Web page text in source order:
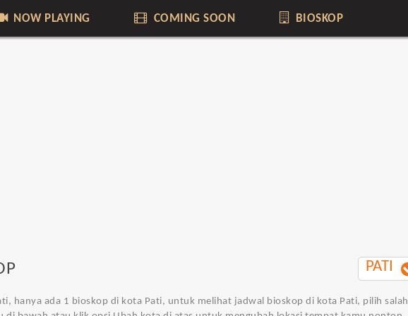
NOW PLAYING COMING SOON BIOSKOP
PATI
, hanya ada 1 bioskop di kota Pati, untuk melihat jadwal bioskop di kota Pati, pilih salah